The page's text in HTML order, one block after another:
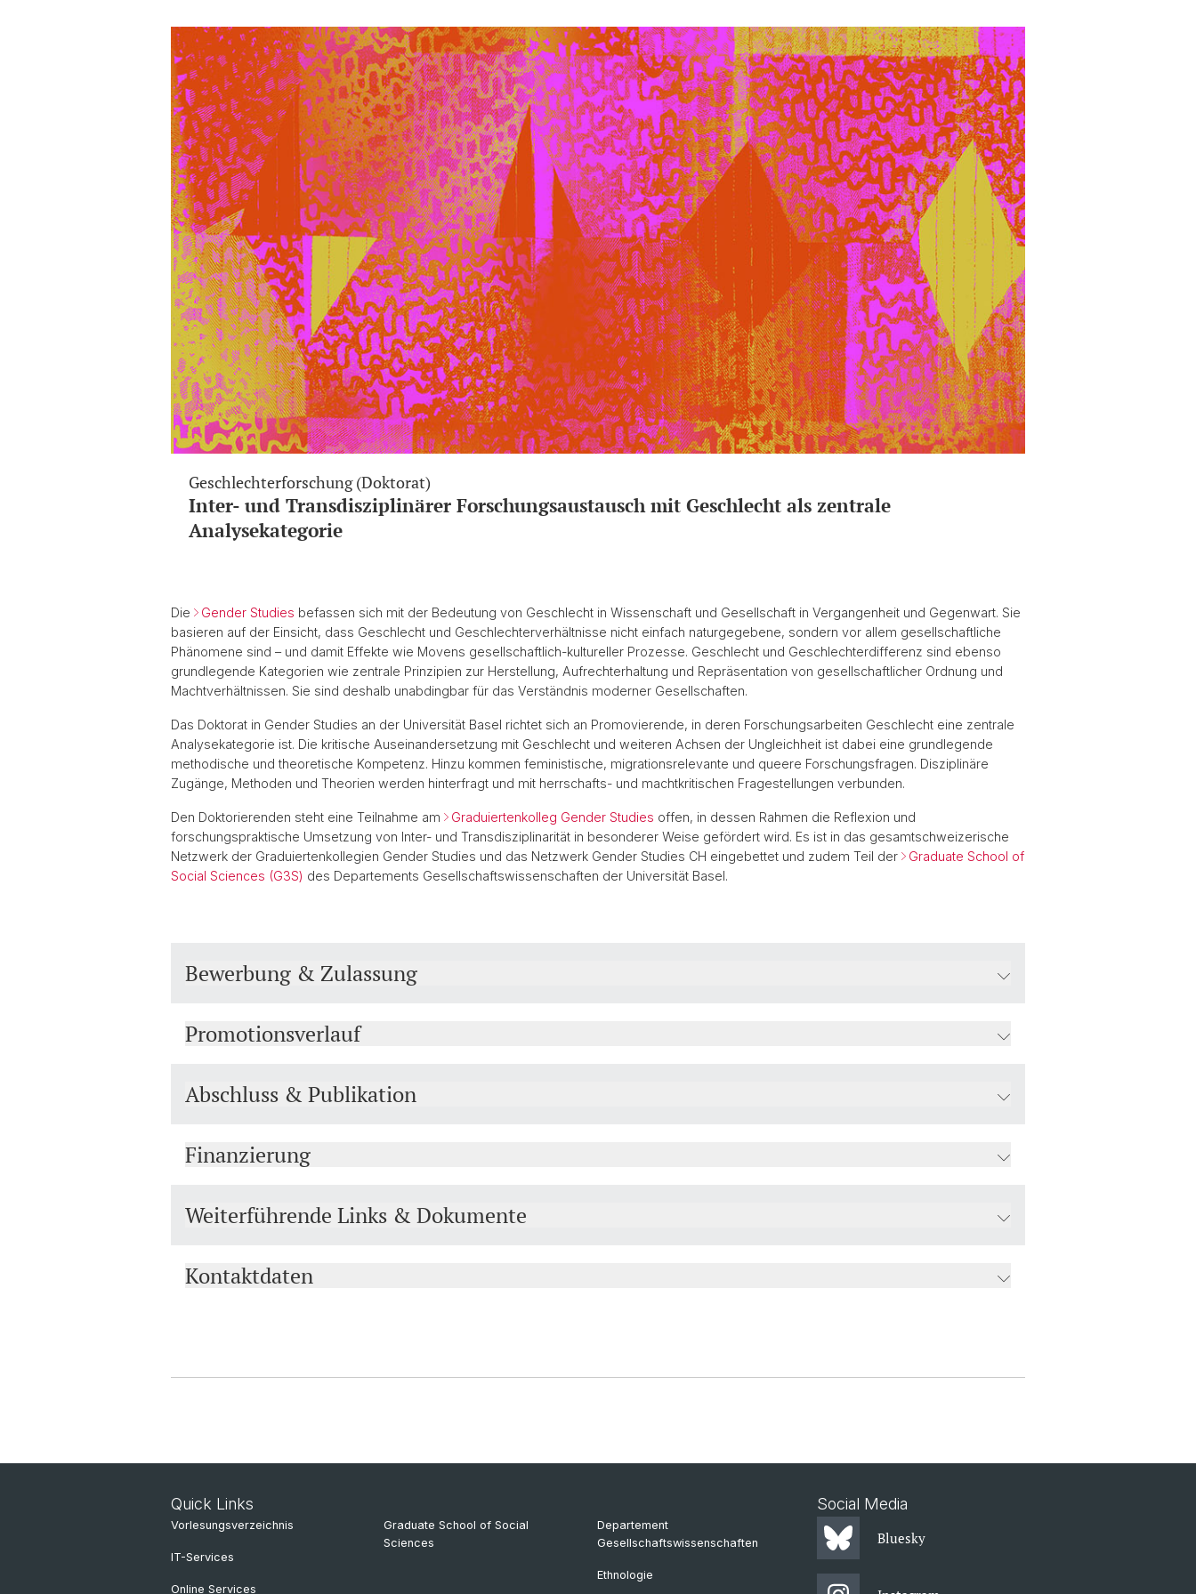
Geschlechterforschung (Doktorat)
Inter- und Transdisziplinärer Forschungsaustausch mit Geschlecht als zentrale
Analysekategorie
Die Gender Studies befassen sich mit der Bedeutung von Geschlecht in Wissenschaft und Gesellschaft in Vergangenheit und Gegenwart. Sie
basieren auf der Einsicht, dass Geschlecht und Geschlechterverhältnisse nicht einfach naturgegebene, sondern vor allem gesellschaftliche
Phänomene sind – und damit Effekte wie Movens gesellschaftlich-kultureller Prozesse. Geschlecht und Geschlechterdifferenz sind ebenso
grundlegende Kategorien wie zentrale Prinzipien zur Herstellung, Aufrechterhaltung und Repräsentation von gesellschaftlicher Ordnung und
Machtverhältnissen. Sie sind deshalb unabdingbar für das Verständnis moderner Gesellschaften.
Das Doktorat in Gender Studies an der Universität Basel richtet sich an Promovierende, in deren Forschungsarbeiten Geschlecht eine zentrale
Analysekategorie ist. Die kritische Auseinandersetzung mit Geschlecht und weiteren Achsen der Ungleichheit ist dabei eine grundlegende
methodische und theoretische Kompetenz. Hinzu kommen feministische, migrationsrelevante und queere Forschungsfragen. Disziplinäre
Zugänge, Methoden und Theorien werden hinterfragt und mit herrschafts- und machtkritischen Fragestellungen verbunden.
Den Doktorierenden steht eine Teilnahme am Graduiertenkolleg Gender Studies offen, in dessen Rahmen die Reflexion und
forschungspraktische Umsetzung von Inter- und Transdisziplinarität in besonderer Weise gefördert wird. Es ist in das gesamtschweizerische
Netzwerk der Graduiertenkollegien Gender Studies und das Netzwerk Gender Studies CH eingebettet und zudem Teil der
Graduate School of
Social Sciences (G3S) des Departements Gesellschaftswissenschaften der Universität Basel.
Bewerbung & Zulassung
Promotionsverlauf
Abschluss & Publikation
Finanzierung
Weiterführende Links & Dokumente
Kontaktdaten
Quick Links
Vorlesungsverzeichnis
IT-Services
Online Services
Graduate School of Social
Sciences
Departement
Gesellschaftswissenschaften
Ethnologie
Social Media
Bluesky